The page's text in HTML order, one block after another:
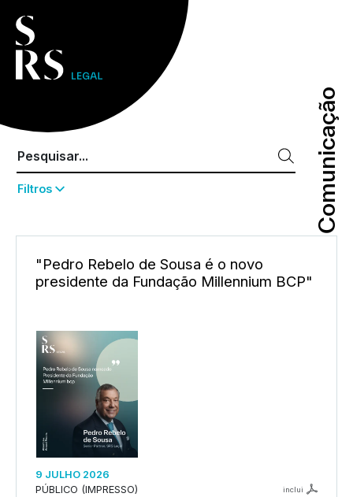
Comunicação
Comunicação
Filtros
"Pedro Rebelo de Sousa é o novo
presidente da Fundação Millennium BCP"
9 JULHO 2026
PÚBLICO (IMPRESSO)
inclui